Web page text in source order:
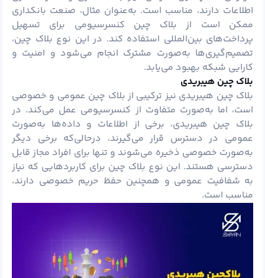
اطلاعات دارند، مناسب است. به‌عنوان مثال، صنعت بانکداری
ممکن است از بلاک چین کنسرسیومی برای تسهیل
پرداخت‌های بین‌المللی استفاده کند. در این نوع بلاک چین،
تصمیم‌گیری‌ها به‌صورت مشترک انجام می‌شود و امنیت و
کارایی شبکه بهبود می‌یابد.
بلاک چین هیبریدی
بلاک چین هیبریدی نیز ترکیبی از بلاک چین عمومی و خصوصی
است، اما به‌صورت متفاوت از کنسرسیومی عمل می‌کند. در
بلاک چین هیبریدی، برخی از اطلاعات و داده‌ها به‌صورت
عمومی در دسترس قرار می‌گیرند، درحالی‌که برخی دیگر
به‌صورت خصوصی ذخیره می‌شوند و تنها برای افراد مجاز قابل
دسترسی هستند. این نوع بلاک چین برای کاربردهایی که نیاز
به شفافیت عمومی و همچنین حفظ حریم خصوصی دارند،
مناسب است.